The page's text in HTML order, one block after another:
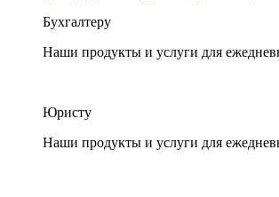
Бухгалтеру
Наши продукты и услуги для
Юристу
Наши продукты и услуги для